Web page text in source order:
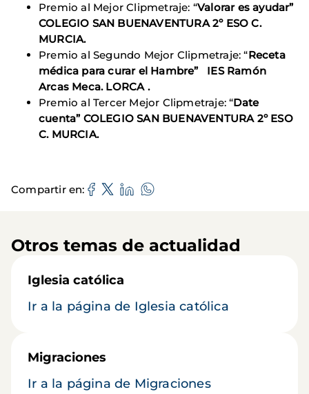
Premio al Mejor Clipmetraje: “Valorar es ayudar”
COLEGIO SAN BUENAVENTURA 2º ESO C.
MURCIA.
Premio al Segundo Mejor Clipmetraje: “Receta
médica para curar el Hambre”
IES Ramón
Arcas Meca. LORCA .
Premio al Tercer Mejor Clipmetraje: “Date
cuenta” COLEGIO SAN BUENAVENTURA 2º ESO
C. MURCIA.
Compartir en
Otros temas de actualidad
Iglesia católica
Ir a la página de Iglesia católica
Migraciones
Ir a la página de Migraciones